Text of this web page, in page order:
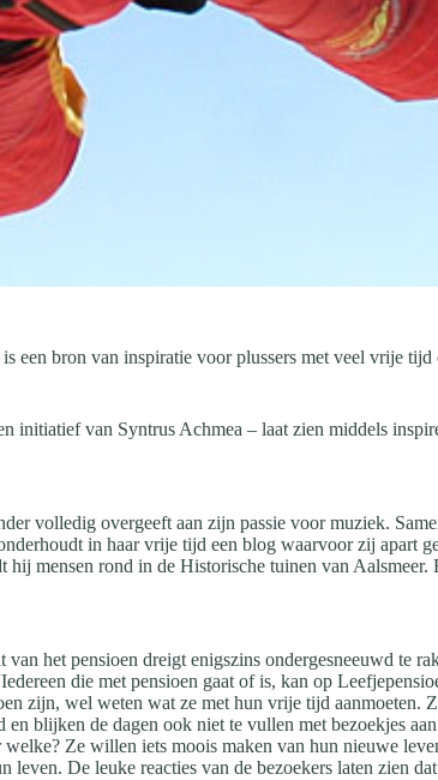
een bron van inspiratie voor plussers met veel vrije
van Syntrus Achmea – laat zien middels
volledig overgeeft aan zijn passie voor muziek.
in haar vrije tijd een blog waarvoor zij apart
mensen rond in de Historische tuinen van
het pensioen dreigt enigszins ondergesneeuwd te
die met pensioen gaat of is, kan op
zijn, wel weten wat ze met hun vrije tijd aanmoeten.
blijken de dagen ook niet te vullen met bezoekjes
Ze willen iets moois maken van hun nieuwe
De leuke reacties van de bezoekers laten zien